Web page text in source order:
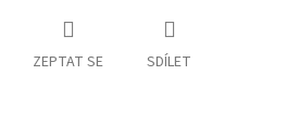
ZEPTAT SE SDÍLET